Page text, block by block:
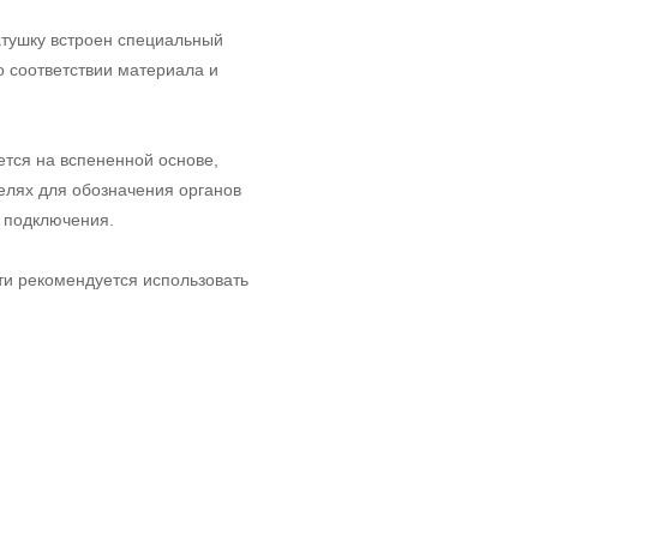
встроен специальный
материала и
на вспененной основе,
для обозначения органов
рекомендуется использовать